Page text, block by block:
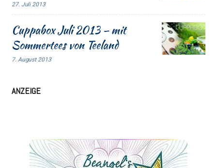
27. Juli 2013
Cuppabox Juli 2013 – mit
Sommertees von Teeland
7. August 2013
ANZEIGE